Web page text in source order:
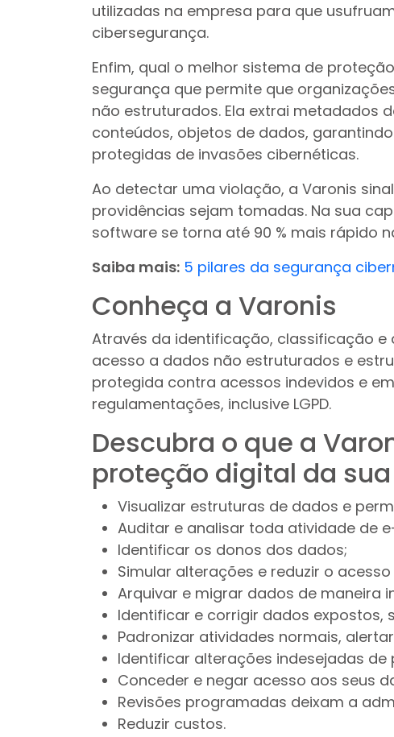
utilizadas na empresa para que
cibersegurança.
Enfim, qual o melhor sistema de
segurança que permite que
não estruturados. Ela extrai metadados
conteúdos, objetos de dados,
protegidas de invasões cibernéticas.
Ao detectar uma violação, a Varonis
providências sejam tomadas. Na sua
software se torna até 90 % mais rápido
Saiba mais: 5 pilares da segurança
Conheça a Varonis
Através da identificação, classificação
acesso a dados não estruturados e
protegida contra acessos indevidos e
regulamentações, inclusive LGPD.
Descubra o que a
proteção digital da
Visualizar estruturas de dados e
Auditar e analisar toda atividade de
Identificar os donos dos dados;
Simular alterações e reduzir o
Arquivar e migrar dados de maneira
Identificar e corrigir dados expostos,
Padronizar atividades normais,
Identificar alterações indesejadas de
Conceder e negar acesso aos seus
Revisões programadas deixam a
Reduzir custos.